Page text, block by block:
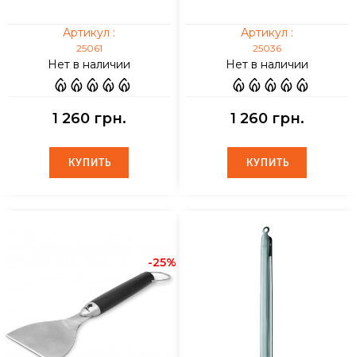
Артикул :
25061
Нет в наличии
1 260 грн.
КУПИТЬ
КУПИТЬ
Артикул :
25036
Нет в наличии
1 260 грн.
КУПИТЬ
КУПИТЬ
-25%